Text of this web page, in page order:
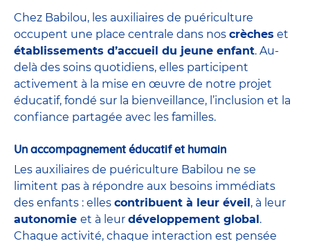
Chez Babilou, les auxiliaires de puériculture
occupent une place centrale dans nos crèches et
établissements d’accueil du jeune enfant. Au-
delà des soins quotidiens, elles participent
activement à la mise en œuvre de notre projet
éducatif, fondé sur la bienveillance, l’inclusion et la
confiance partagée avec les familles.
Un accompagnement éducatif et humain
Les auxiliaires de puériculture Babilou ne se
limitent pas à répondre aux besoins immédiats
des enfants : elles contribuent à leur éveil , à leur
autonomie et à leur développement global .
Chaque activité, chaque interaction est pensée